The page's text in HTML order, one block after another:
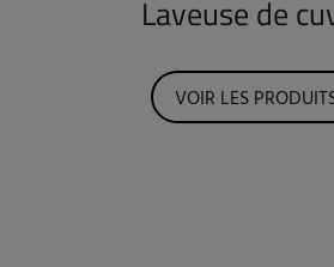
Laveuse de
VOIR LES